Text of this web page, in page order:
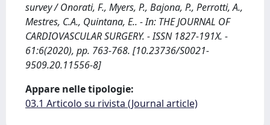
survey / Onorati, F., Myers, P., Bajona, P., Perrotti, A.,
Mestres, C.A., Quintana, E.. - In: THE JOURNAL OF
CARDIOVASCULAR SURGERY. - ISSN 1827-191X. -
61:6(2020), pp. 763-768. [10.23736/S0021-
9509.20.11556-8]
Appare nelle tipologie:
03.1 Articolo su rivista (Journal article)